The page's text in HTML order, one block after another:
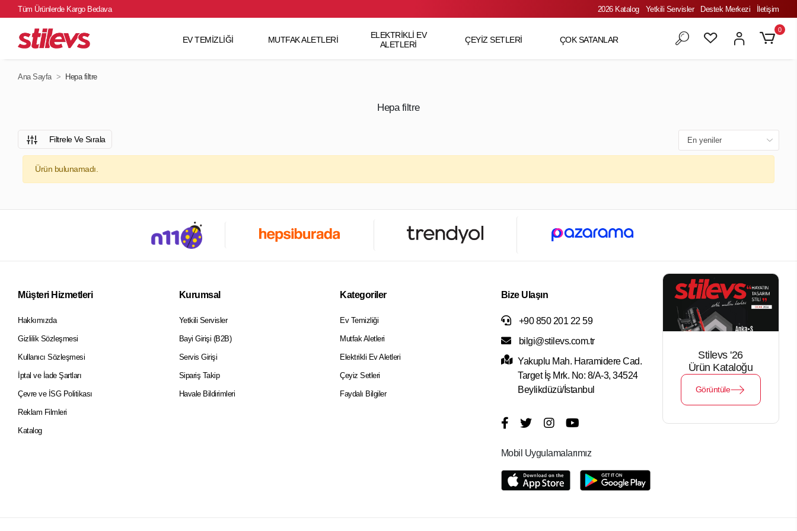
Tüm Ürünlerde Kargo Bedava 2026 Katalog Yetkili Servisler Destek Merkezi İletişim
EV TEMİZLİĞİ MUTFAK ALETLERİ
ELEKTRİKLİ EV
ALETLERİ
ÇEYİZ SETLERİ ÇOK SATANLAR
0
Ana Sayfa Hepa filtre
Hepa filtre
Filtrele Ve Sırala
Ürün bulunamadı.
Müşteri Hizmetleri
Hakkımızda
Gizlilik Sözleşmesi
Kullanıcı Sözleşmesi
İptal ve İade Şartları
Çevre ve İSG Politikası
Reklam Filmleri
Katalog
Kurumsal
Yetkili Servisler
Bayi Girişi (B2B)
Servis Girişi
Sipariş Takip
Havale Bildirimleri
Kategoriler
Ev Temizliği
Mutfak Aletleri
Elektrikli Ev Aletleri
Çeyiz Setleri
Faydalı Bilgiler
Bize Ulaşın
+90 850 201 22 59
bilgi@stilevs.com.tr
Yakuplu Mah. Haramidere Cad.
Target İş Mrk. No: 8/A-3, 34524
Beylikdüzü/İstanbul
Mobil Uygulamalarımız
Stilevs '26
Ürün Kataloğu
Görüntüle